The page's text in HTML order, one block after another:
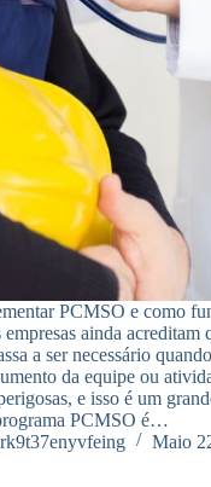
PCMSO e como
ainda acreditam
a ser necessário
da equipe ou
e isso é um
PCMSO é…
Maio